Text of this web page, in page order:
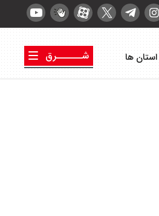
استان ها
شــــــرق